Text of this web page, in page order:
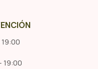
19:00
19:00